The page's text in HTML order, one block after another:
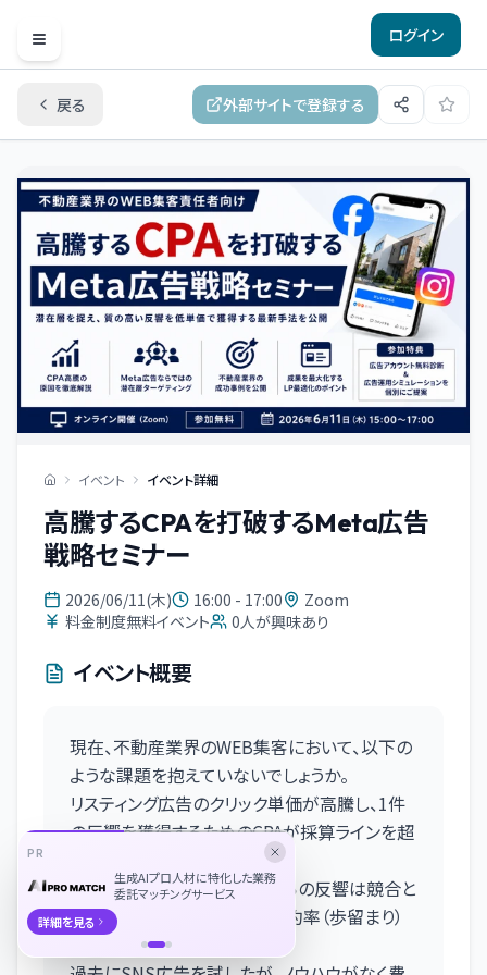
Open menu
ログイン
戻る 外部サイトで登録する
イベント イベント詳細
高騰するCPAを打破するMeta広告
戦略セミナー
2026/06/11(木) 16:00 - 17:00
Zoom
料金制度無料イベント
0人が興味あり
イベント概要
現在、不動産業界のWEB集客において、以下の
ような課題を抱えていないでしょうか。
リスティング広告のクリック単価が高騰し、1件
の反響を獲得するためのCPAが採算ラインを超
大手不動産ポータルサイトからの反響は競合と
の相見積もりになりやすく、成約率（歩留まり）
が著しく低い
PR
生成AIプロ人材に特化した業務
委託マッチングサービス
詳細を見る